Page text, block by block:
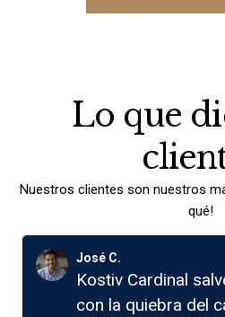
Lo que
Nuestros clientes son nuestros
qué!
José C.
Kostiv Cardinal
con la quiebra del